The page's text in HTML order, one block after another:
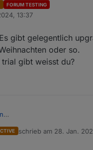
einfach zum Basteln und
PC ersteigert (Fujitsu
könnte.
bin ich länger
Lizenz habt ihr gekauft?
, bei den Modellen
FORUM TESTING
13:37
gibt gelegentlich
oder so.
gibt weisst du?
oder so.
schrieb am 28. Jan.
zuletzt editiert von